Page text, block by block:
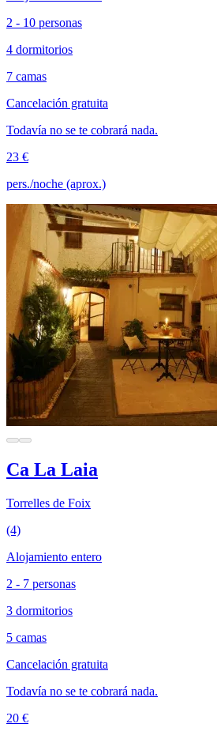
2 - 10 personas
4 dormitorios
7 camas
Cancelación gratuita
Todavía no se te cobrará nada.
23 €
pers./noche (aprox.)
Ca La Laia
Torrelles de Foix
(4)
Alojamiento entero
2 - 7 personas
3 dormitorios
5 camas
Cancelación gratuita
Todavía no se te cobrará nada.
20 €